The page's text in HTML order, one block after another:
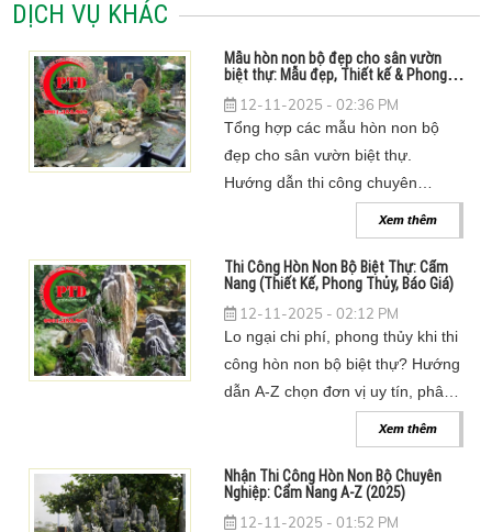
DỊCH VỤ KHÁC
Mẫu hòn non bộ đẹp cho sân vườn
biệt thự: Mẫu đẹp, Thiết kế & Phong
12-11-2025 - 02:36 PM
Tổng hợp các mẫu hòn non bộ
đẹp cho sân vườn biệt thự.
Hướng dẫn thi công chuyên
ưu phong thủy & báo giá 2026.
Xem thêm
Thi Công Hòn Non Bộ Biệt Thự: Cẩm
Nang (Thiết Kế, Phong Thủy, Báo Giá)
12-11-2025 - 02:12 PM
Lo ngại chi phí, phong thủy khi thi
công hòn non bộ biệt thự? Hướng
dẫn A-Z chọn đơn vị uy tín, phân
Xem thêm
Nhận Thi Công Hòn Non Bộ Chuyên
Nghiệp: Cẩm Nang A-Z (2025)
12-11-2025 - 01:52 PM